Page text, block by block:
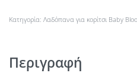
Κατηγορία: Λαδόπανα για κορίτσι Baby
Περιγραφή